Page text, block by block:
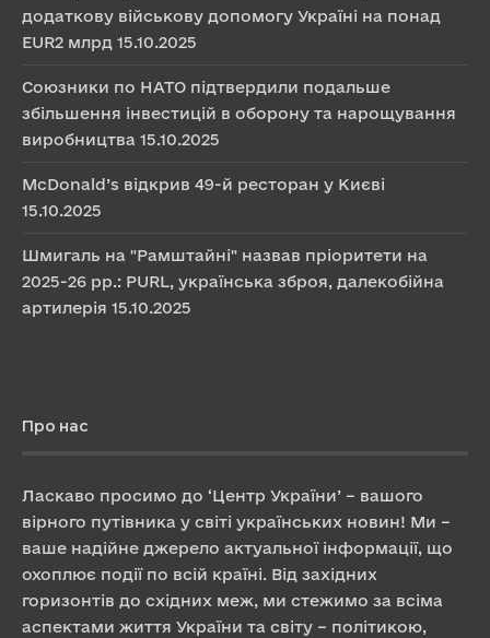
додаткову військову допомогу Україні на понад
EUR2 млрд 15.10.2025
Союзники по НАТО підтвердили подальше
збільшення інвестицій в оборону та нарощування
виробництва 15.10.2025
McDonald’s відкрив 49-й ресторан у Києві
15.10.2025
Шмигаль на "Рамштайні" назвав пріоритети на
2025-26 рр.: PURL, українська зброя, далекобійна
артилерія 15.10.2025
Про нас
Ласкаво просимо до ‘Центр України’ – вашого
вірного путівника у світі українських новин! Ми –
ваше надійне джерело актуальної інформації, що
охоплює події по всій країні. Від західних
горизонтів до східних меж, ми стежимо за всіма
аспектами життя України та світу – політикою,